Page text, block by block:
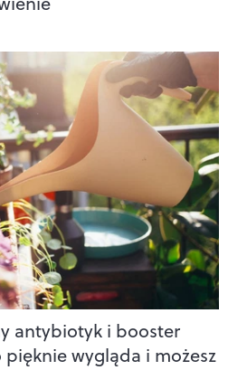
antybiotyk i booster
wygląda i możesz